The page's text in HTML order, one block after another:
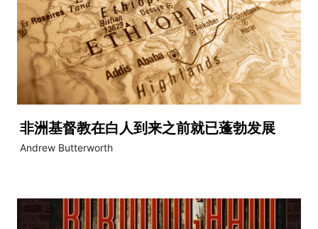
非洲基督教在白人到来之前就已蓬勃发展
Andrew Butterworth